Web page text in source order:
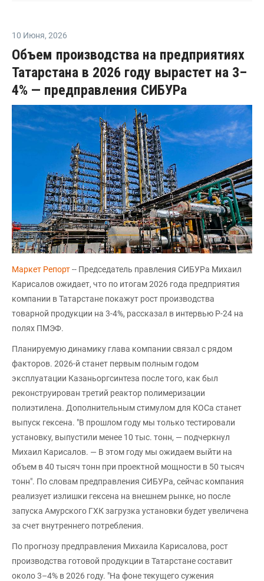
10 Июня, 2026
Объем производства на предприятиях
Татарстана в 2026 году вырастет на 3–
4% — предправления СИБУРа
Маркет Репорт-- Председатель правления СИБУРа Михаил
Карисалов ожидает, что по итогам 2026 года предприятия
компании в Татарстане покажут рост производства
товарной продукции на 3-4%, рассказал в интервью Р-24 на
полях ПМЭФ.
Планируемую динамику глава компании связал с рядом
факторов. 2026-й станет первым полным годом
эксплуатации Казаньоргсинтеза после того, как был
реконструирован третий реактор полимеризации
полиэтилена. Дополнительным стимулом для КОСа станет
выпуск гексена. "В прошлом году мы только тестировали
установку, выпустили менее 10 тыс. тонн, — подчеркнул
Михаил Карисалов. — В этом году мы ожидаем выйти на
объем в 40 тысяч тонн при проектной мощности в 50 тысяч
тонн". По словам предправления СИБУРа, сейчас компания
реализует излишки гексена на внешнем рынке, но после
запуска Амурского ГХК загрузка установки будет увеличена
за счет внутреннего потребления.
По прогнозу предправления Михаила Карисалова, рост
производства готовой продукции в Татарстане составит
около 3–4% в 2026 году. "На фоне текущего сужения